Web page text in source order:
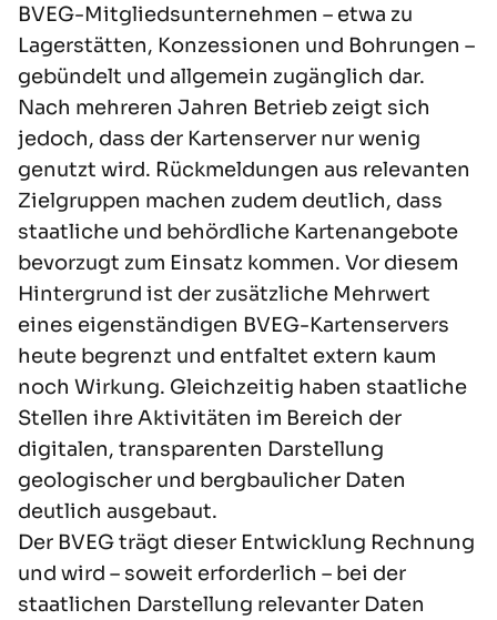
BVEG-Mitgliedsunternehmen – etwa zu
Lagerstätten, Konzessionen und Bohrungen –
gebündelt und allgemein zugänglich dar.
Nach mehreren Jahren Betrieb zeigt sich
jedoch, dass der Kartenserver nur wenig
genutzt wird. Rückmeldungen aus relevanten
Zielgruppen machen zudem deutlich, dass
staatliche und behördliche Kartenangebote
bevorzugt zum Einsatz kommen. Vor diesem
Hintergrund ist der zusätzliche Mehrwert
eines eigenständigen BVEG-Kartenservers
heute begrenzt und entfaltet extern kaum
noch Wirkung. Gleichzeitig haben staatliche
Stellen ihre Aktivitäten im Bereich der
digitalen, transparenten Darstellung
geologischer und bergbaulicher Daten
deutlich ausgebaut.
Der BVEG trägt dieser Entwicklung Rechnung
und wird – soweit erforderlich – bei der
staatlichen Darstellung relevanter Daten